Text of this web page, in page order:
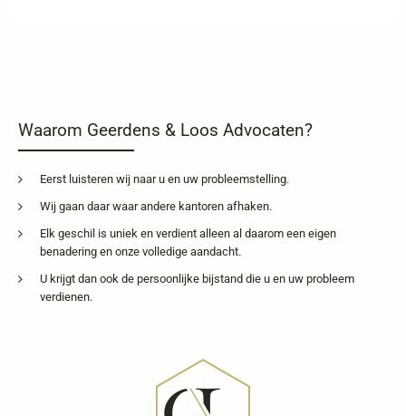
Waarom Geerdens & Loos Advocaten?
Eerst luisteren wij naar u en uw probleemstelling.
Wij gaan daar waar andere kantoren afhaken.
Elk geschil is uniek en verdient alleen al daarom een eigen
benadering en onze volledige aandacht.
U krijgt dan ook de persoonlijke bijstand die u en uw probleem
verdienen.